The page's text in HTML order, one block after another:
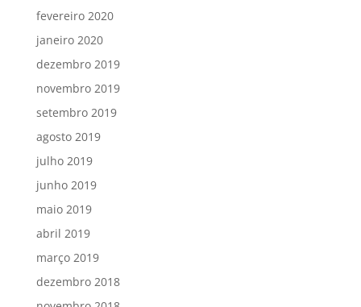
fevereiro 2020
janeiro 2020
dezembro 2019
novembro 2019
setembro 2019
agosto 2019
julho 2019
junho 2019
maio 2019
abril 2019
março 2019
dezembro 2018